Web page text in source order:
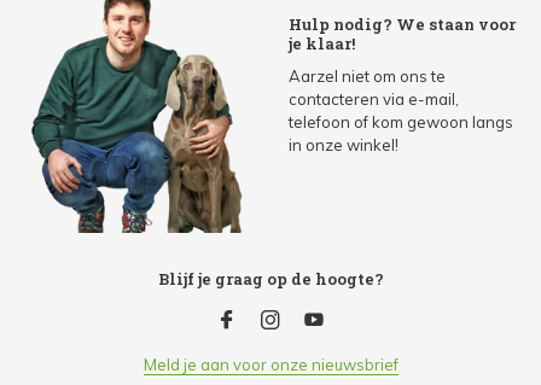
Hulp nodig? We staan voor
je klaar!
Aarzel niet om ons te
contacteren via e-mail,
telefoon of kom gewoon langs
in onze winkel!
Blijf je graag op de hoogte?
Meld je aan voor onze nieuwsbrief